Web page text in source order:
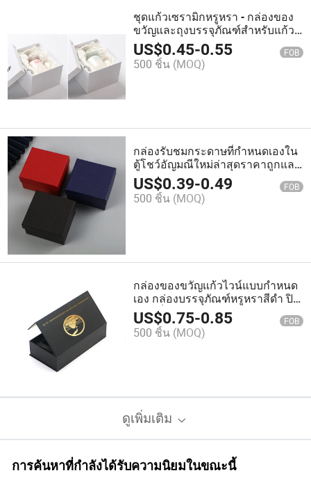
ชุดแก้วเซรามิกหรูหรา - กล่องของ
ขวัญและถุงบรรจุภัณฑ์สำหรับแก้ว
กาแฟ
US$0.45-0.55 FOB
500 ชิ้น (MOQ)
กล่องรับชมกระดาษที่กำหนดเองใน
ตู้โชว์อัญมณีใหม่ล่าสุดราคาถูกและ
มีราคาถูก กล่องของขวัญ
US$0.39-0.49 FOB
500 ชิ้น (MOQ)
กล่องของขวัญแก้วไวน์แบบกำหนด
เอง กล่องบรรจุภัณฑ์หรูหราสีดำ ปิด
แม่เหล็ก
US$0.75-0.85 FOB
500 ชิ้น (MOQ)
ดูเพิ่มเติม
การค้นหาที่กำลังได้รับความนิยมในขณะนี้